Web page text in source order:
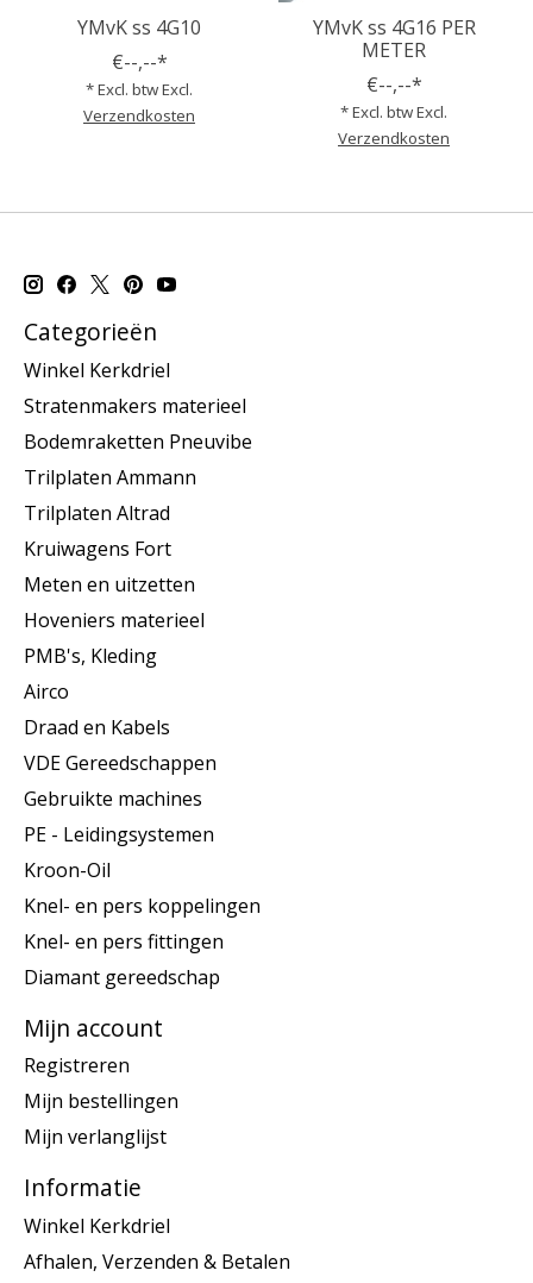
YMvK ss 4G10
€--,--*
* Excl. btw Excl.
Verzendkosten
YMvK ss 4G16 PER
METER
€--,--*
* Excl. btw Excl.
Verzendkosten
Categorieën
Winkel Kerkdriel
Stratenmakers materieel
Bodemraketten Pneuvibe
Trilplaten Ammann
Trilplaten Altrad
Kruiwagens Fort
Meten en uitzetten
Hoveniers materieel
PMB's, Kleding
Airco
Draad en Kabels
VDE Gereedschappen
Gebruikte machines
PE - Leidingsystemen
Kroon-Oil
Knel- en pers koppelingen
Knel- en pers fittingen
Diamant gereedschap
Mijn account
Registreren
Mijn bestellingen
Mijn verlanglijst
Informatie
Winkel Kerkdriel
Afhalen, Verzenden & Betalen